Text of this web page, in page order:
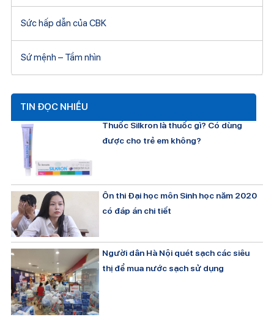
Sức hấp dẫn của CBK
Sứ mệnh – Tầm nhìn
TIN ĐỌC NHIỀU
Thuốc Silkron là thuốc gì? Có dùng
được cho trẻ em không?
Ôn thi Đại học môn Sinh học năm 2020
có đáp án chi tiết
Người dân Hà Nội quét sạch các siêu
thị để mua nước sạch sử dụng